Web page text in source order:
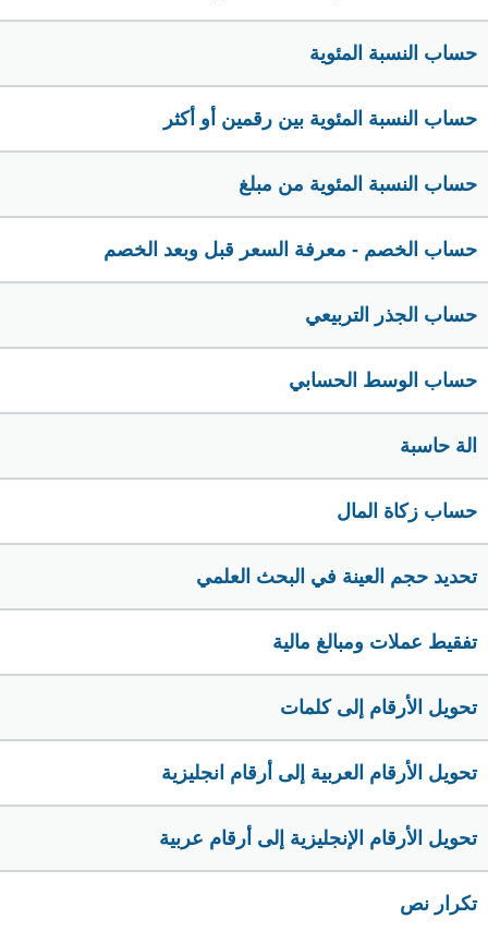
حساب النسبة المئوية
حساب النسبة المئوية بين رقمين أو أكثر
حساب النسبة المئوية من مبلغ
حساب الخصم - معرفة السعر قبل وبعد الخصم
حساب الجذر التربيعي
حساب الوسط الحسابي
الة حاسبة
حساب زكاة المال
تحديد حجم العينة في البحث العلمي
تفقيط عملات ومبالغ مالية
تحويل الأرقام إلى كلمات
تحويل الأرقام العربية إلى أرقام انجليزية
تحويل الأرقام الإنجليزية إلى أرقام عربية
تكرار نص